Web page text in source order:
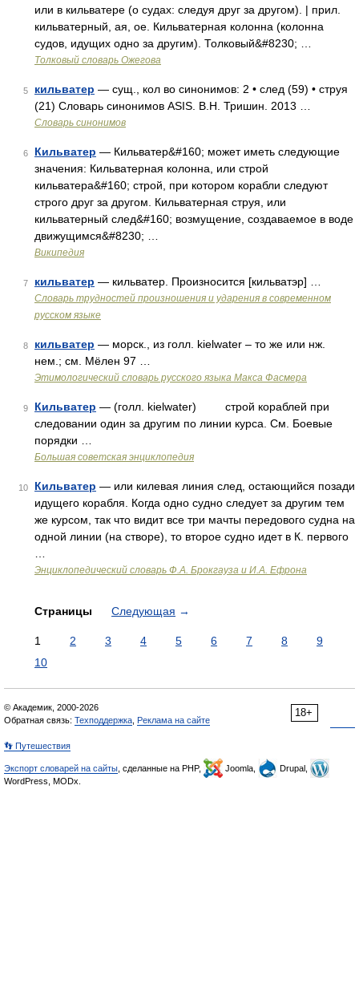
или в кильватере (о судах: следуя друг за другом). | прил.
кильватерный, ая, ое. Кильватерная колонна (колонна
судов, идущих одно за другим). Толковый&#8230; …
Толковый словарь Ожегова
5 кильватер — сущ., кол во синонимов: 2 • след (59) • струя
(21) Словарь синонимов ASIS. В.Н. Тришин. 2013 …
Словарь синонимов
6 Кильватер — Кильватер&#160; может иметь следующие
значения: Кильватерная колонна, или строй
кильватера&#160; строй, при котором корабли следуют
строго друг за другом. Кильватерная струя, или
кильватерный след&#160; возмущение, создаваемое в воде
движущимся&#8230; …
Википедия
7 кильватер — кильватер. Произносится [кильватэр] …
Словарь трудностей произношения и ударения в современном
русском языке
8 кильватер — морск., из голл. kielwater – то же или нж.
нем.; см. Мёлен 97 …
Этимологический словарь русского языка Макса Фасмера
9 Кильватер — (голл. kielwater) строй кораблей при
следовании один за другим по линии курса. См. Боевые
порядки …
Большая советская энциклопедия
10 Кильватер — или килевая линия след, остающийся позади
идущего корабля. Когда одно судно следует за другим тем
же курсом, так что видит все три мачты передового судна на
одной линии (на створе), то второе судно идет в К. первого
Энциклопедический словарь Ф.А. Брокгауза и И.А. Ефрона
Страницы Следующая →
1 2 3 4 5 6 7 8
9
10
18+
© Академик, 2000-2026
Обратная связь: Техподдержка Реклама на сайте
👣 Путешествия
Экспорт словарей на сайты , сделанные на PHP, Joomla,
Drupal,
WordPress, MODx.